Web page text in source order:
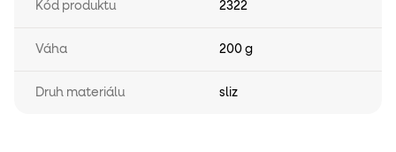
Kód produktu 2322
Váha 200 g
Druh materiálu sliz